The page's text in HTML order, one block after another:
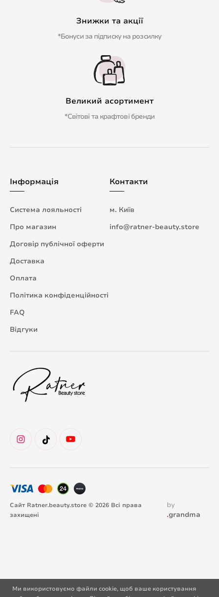
Знижки та акції
*Бонуси за підписку на розсилку
Великий асортимент
*Світові та крафтові бренди
Інформація
Система лояльності
Про магазин
Договір публічної оферти
Доставка
Оплата
Політика конфіденційності
FAQ
Відгуки
Контакти
м. Київ
info@ratner-beauty.store
Сайт Ratner.beauty.store © 2026 Всі права
захищені
by
.grandma
Ми використовуємо файли cookie, щоб ваше користування